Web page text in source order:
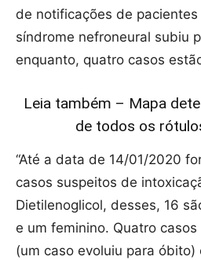
de notificações de
síndrome nefroneural subiu
enquanto, quatro casos
Leia também – Mapa
de todos os
“Até a data de 14/01/2020
casos suspeitos de
Dietilenoglicol, desses, 16
e um feminino. Quatro
(um caso evoluiu para óbito)